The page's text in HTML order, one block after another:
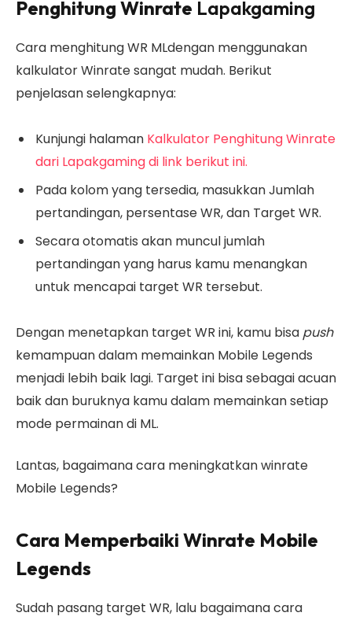
Penghitung Winrate Lapakgaming
Cara menghitung WR MLdengan menggunakan
kalkulator Winrate sangat mudah. Berikut
penjelasan selengkapnya:
Kunjungi halaman Kalkulator Penghitung Winrate
dari Lapakgaming di link berikut ini.
Pada kolom yang tersedia, masukkan Jumlah
pertandingan, persentase WR, dan Target WR.
Secara otomatis akan muncul jumlah
pertandingan yang harus kamu menangkan
untuk mencapai target WR tersebut.
Dengan menetapkan target WR ini, kamu bisa push
kemampuan dalam memainkan Mobile Legends
menjadi lebih baik lagi. Target ini bisa sebagai acuan
baik dan buruknya kamu dalam memainkan setiap
mode permainan di ML.
Lantas, bagaimana cara meningkatkan winrate
Mobile Legends?
Cara Memperbaiki Winrate Mobile
Legends
Sudah pasang target WR, lalu bagaimanacara